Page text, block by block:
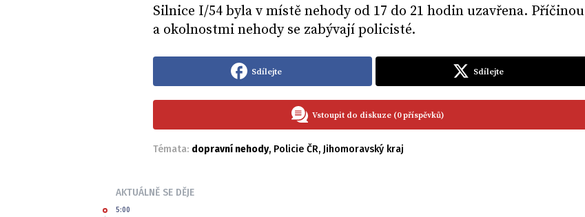
Silnice I/54 byla v místě nehody od 17 do 21 hodin uzavřena. Příčinou
a okolnostmi nehody se zabývají policisté.
Sdílejte Sdílejte
Vstoupit do diskuze (0 příspěvků)
Témata: dopravní nehody, Policie ČR, Jihomoravský kraj
AKTUÁLNĚ SE DĚJE
5:00